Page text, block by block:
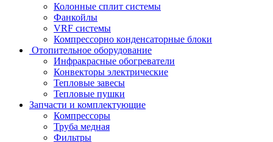
Колонные сплит системы
Фанкойлы
VRF системы
Компрессорно конденсаторные блоки
Отопительное оборудование
Инфракрасные обогреватели
Конвекторы электрические
Тепловые завесы
Тепловые пушки
Запчасти и комплектующие
Компрессоры
Труба медная
Фильтры